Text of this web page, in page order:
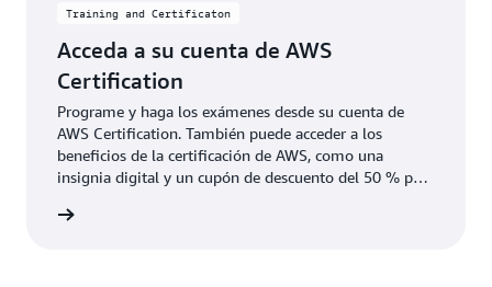
Training and Certificaton
Acceda a su cuenta de AWS
Certification
Programe y haga los exámenes desde su cuenta de
AWS Certification. También puede acceder a los
beneficios de la certificación de AWS, como una
insignia digital y un cupón de descuento del 50 % para